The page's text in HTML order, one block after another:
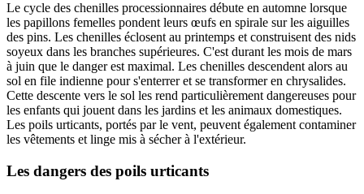
Le cycle des chenilles processionnaires débute en automne lorsque
les papillons femelles pondent leurs œufs en spirale sur les aiguilles
des pins. Les chenilles éclosent au printemps et construisent des nids
soyeux dans les branches supérieures. C'est durant les mois de mars
à juin que le danger est maximal. Les chenilles descendent alors au
sol en file indienne pour s'enterrer et se transformer en chrysalides.
Cette descente vers le sol les rend particulièrement dangereuses pour
les enfants qui jouent dans les jardins et les animaux domestiques.
Les poils urticants, portés par le vent, peuvent également contaminer
les vêtements et linge mis à sécher à l'extérieur.
Les dangers des poils urticants